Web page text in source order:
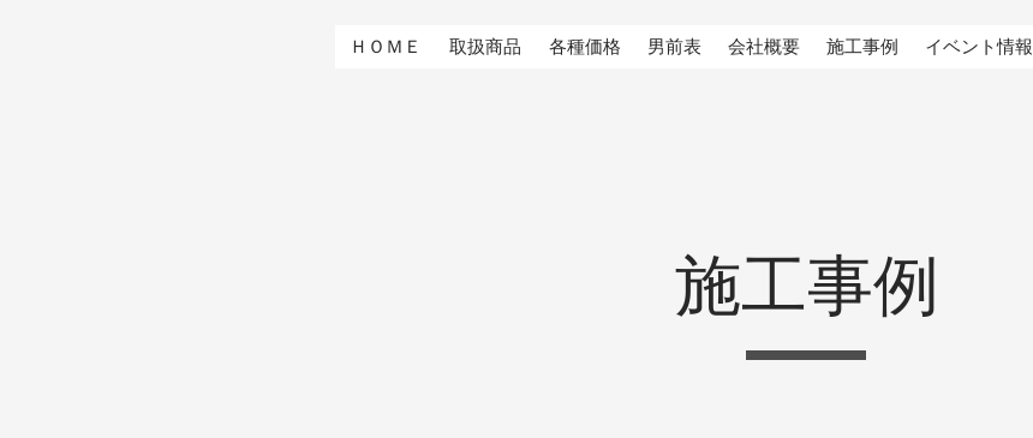
ＨＯＭＥ 取扱商品 各種価格 男前表 会社概要 施工事例 イベント情報
施工事例